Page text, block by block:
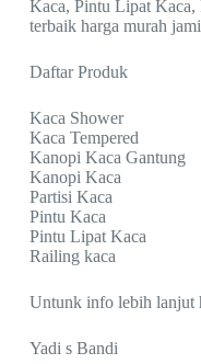
Kaca, Pintu Lipat Kaca,
terbaik harga murah
Daftar Produk
Kaca Shower
Kaca Tempered
Kanopi Kaca Gantung
Kanopi Kaca
Partisi Kaca
Pintu Kaca
Pintu Lipat Kaca
Railing kaca
Untunk info lebih lanjut
Yadi s Bandi